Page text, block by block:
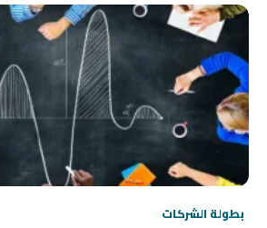
بطولة الشركات